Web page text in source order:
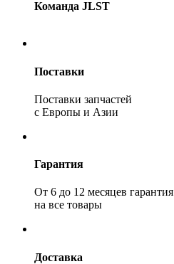
Команда JLST
Поставки
Поставки запчастей
с Европы и Азии
Гарантия
От 6 до 12 месяцев гарантия
на все товары
Доставка